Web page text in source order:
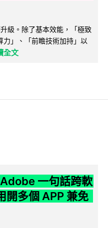
級。除了基本效能，「極致
」、「前瞻技術加持」以
全文
一句話跨軟
開多個 APP 兼免